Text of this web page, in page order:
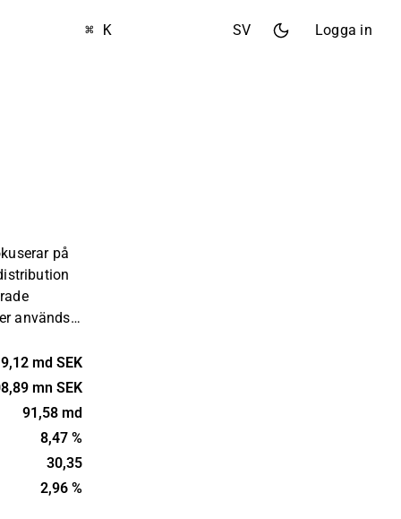
⌘ K SV Logga in
på
används
energi.
störst
och
och har
md SEK
mn SEK
91,58 md
8,47 %
30,35
2,96 %